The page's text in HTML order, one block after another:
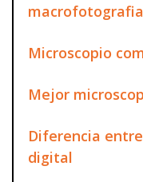
macrofotografia
Microscopio
Mejor
Diferencia
digital